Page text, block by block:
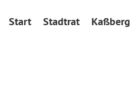
Start Stadtrat Kaßberg